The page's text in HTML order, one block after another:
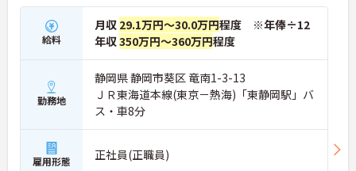
給料
月収 29.1万円～30.0万円程度 ※年俸÷12
年収350万円～360万円程度
勤務地
静岡県 静岡市葵区 竜南1-3-13
ＪＲ東海道本線(東京－熱海)「東静岡駅」バ
ス・車8分
雇用形態 正社員(正職員)